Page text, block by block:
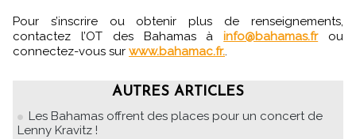
Pour s’inscrire ou obtenir plus de renseignements,
contactez l’OT des Bahamas àinfo@bahamas.frou
connectez-vous sur www.bahamac.fr..
AUTRES ARTICLES
Les Bahamas offrent des places pour un concert de
Lenny Kravitz !